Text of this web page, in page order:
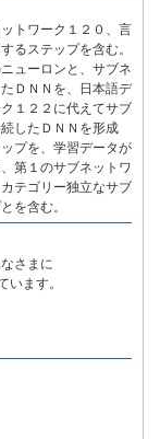
トワーク１２０、言
るステップを含む。
ューロンと、サブネ
ＤＮＮを、日本語デ
１２２に代えてサブ
したＤＮＮを形成
プを、学習データが
第１のサブネットワ
テゴリー独立なサブ
を含む。
さまに
います。